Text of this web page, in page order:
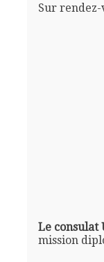
Sur rendez-
Le consulat
mission